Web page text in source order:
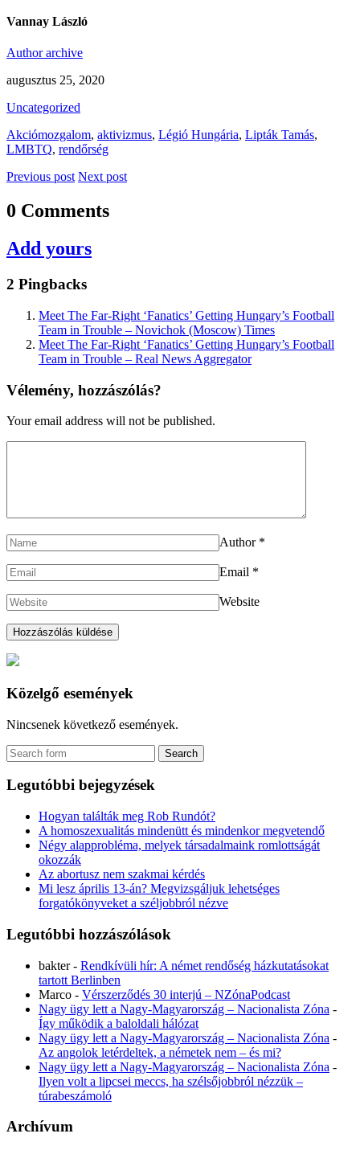
Vannay László
Author archive
augusztus 25, 2020
Uncategorized
Akciómozgalom, aktivizmus, Légió Hungária, Lipták Tamás,
LMBTQ, rendőrség
Previous post Next post
0 Comments
Add yours
2 Pingbacks
Meet The Far-Right ‘Fanatics’ Getting Hungary’s Football
Team in Trouble – Novichok (Moscow) Times
Meet The Far-Right ‘Fanatics’ Getting Hungary’s Football
Team in Trouble – Real News Aggregator
Vélemény, hozzászólás?
Your email address will not be published.
Author *
Email *
Website
Közelgő események
Nincsenek következő események.
Legutóbbi bejegyzések
Hogyan találták meg Rob Rundót?
A homoszexualitás mindenütt és mindenkor megvetendő
Négy alapprobléma, melyek társadalmaink romlottságát
okozzák
Az abortusz nem szakmai kérdés
Mi lesz április 13-án? Megvizsgáljuk lehetséges
forgatókönyveket a széljobbról nézve
Legutóbbi hozzászólások
bakter- Rendkívüli hír: A német rendőség házkutatásokat
tartott Berlinben
Marco - Vérszerződés 30 interjú – NZónaPodcast
Nagy ügy lett a Nagy-Magyarország – Nacionalista Zóna -
Így működik a baloldali hálózat
Nagy ügy lett a Nagy-Magyarország – Nacionalista Zóna -
Az angolok letérdeltek, a németek nem – és mi?
Nagy ügy lett a Nagy-Magyarország – Nacionalista Zóna -
Ilyen volt a lipcsei meccs, ha szélsőjobbról nézzük –
túrabeszámoló
Archívum